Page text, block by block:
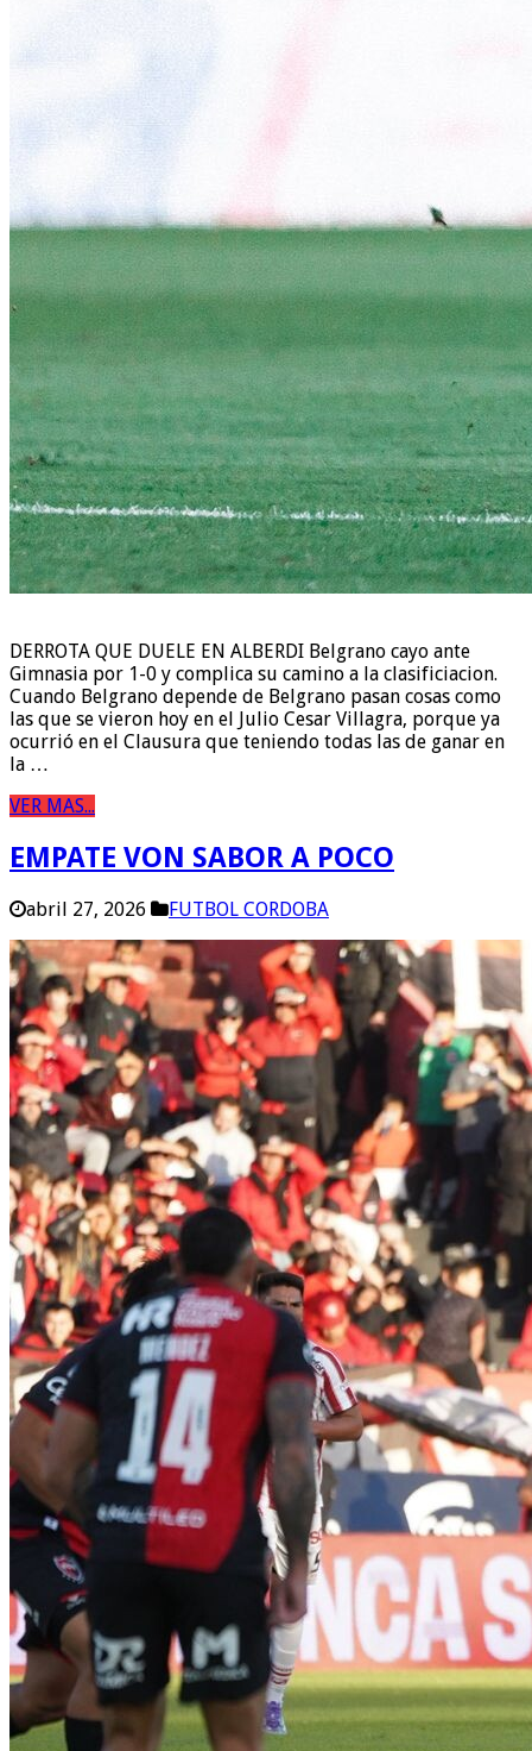
DERROTA QUE DUELE EN ALBERDI Belgrano cayo ante
Gimnasia por 1-0 y complica su camino a la clasificiacion.
Cuando Belgrano depende de Belgrano pasan cosas como
las que se vieron hoy en el Julio Cesar Villagra, porque ya
ocurrió en el Clausura que teniendo todas las de ganar en
la …
VER MAS...
EMPATE VON SABOR A POCO
abril 27, 2026 FUTBOL CORDOBA